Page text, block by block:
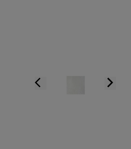
arrow_back_ios arrow_forward_ios